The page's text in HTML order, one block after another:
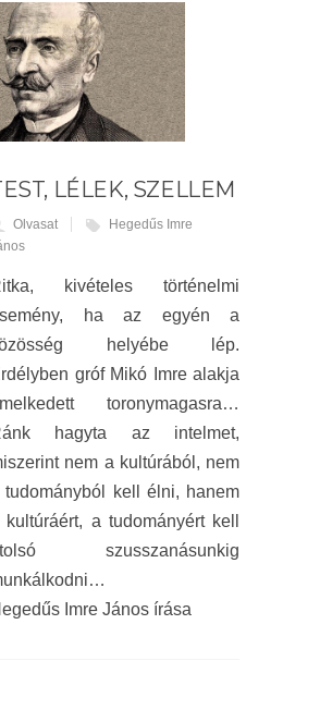
LÉLEK, SZELLEM
Olvasat
Hegedűs Imre
kivételes történelmi
ha az egyén a
helyébe lép.
gróf Mikó Imre alakja
toronymagasra…
hagyta az intelmet,
nem a kultúrából, nem
tudományból kell élni, hanem
kultúráért, a tudományért kell
szusszanásunkig
Imre János írása